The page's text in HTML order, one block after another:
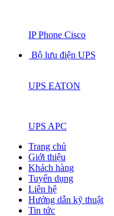
IP Phone Cisco
Bộ lưu điện UPS
UPS EATON
UPS APC
Trang chủ
Giới thiệu
Khách hàng
Tuyển dụng
Liên hệ
Hướng dẫn kỹ thuật
Tin tức